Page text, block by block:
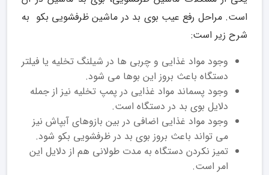
است. مراحل رفع عیب بوی بد در ماشین ظرفشویی بکو به
شرح زیر است:
وجود مواد غذایی و چربی ها در شیلنگ تخلیه یا فیلتر
دستگاه باعث بروز این بوها می شود.
وجود پسماند مواد غذایی در پمپ تخلیه نیز از جمله
دلایل بوی بد در دستگاه است.
وجود مواد غذایی اضافی در بین بازوهای آبپاش نیز
می تواند باعث بروز بوی بد در ظرفشویی بکو شود.
تمیز نکردن دستگاه به مدت طولانی هم از دلایل این
امر است.